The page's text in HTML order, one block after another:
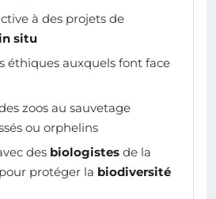
à des projets de
situ
éthiques auxquels font face
zoos au sauvetage
ou orphelins
des biologistes de la
pour protéger la biodiversité